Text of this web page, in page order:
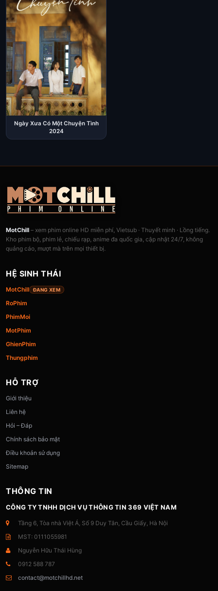
Ngày Xưa Có Một Chuyện Tình
2024
MotChill – xem phim online HD miễn phí, Vietsub · Thuyết minh · Lồng tiếng.
Kho phim bộ, phim lẻ, chiếu rạp, anime đa quốc gia, cập nhật 24/7, không
quảng cáo, mượt mà trên mọi thiết bị.
HỆ SINH THÁI
MotChill ĐANG XEM
RoPhim
PhimMoi
MotPhim
GhienPhim
Thungphim
HỖ TRỢ
Giới thiệu
Liên hệ
Hỏi – Đáp
Chính sách bảo mật
Điều khoản sử dụng
Sitemap
THÔNG TIN
CÔNG TY TNHH DỊCH VỤ THÔNG TIN 369 VIỆT NAM
Tầng 6, Tòa nhà Việt Á, Số 9 Duy Tân, Cầu Giấy, Hà Nội
MST: 0111055981
Nguyễn Hữu Thái Hùng
0912 588 787
contact@motchillhd.net